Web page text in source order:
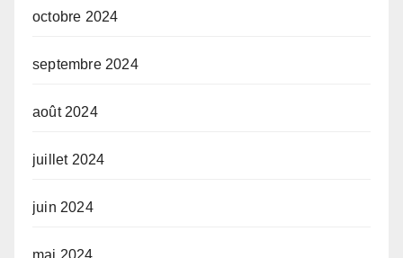
octobre 2024
septembre 2024
août 2024
juillet 2024
juin 2024